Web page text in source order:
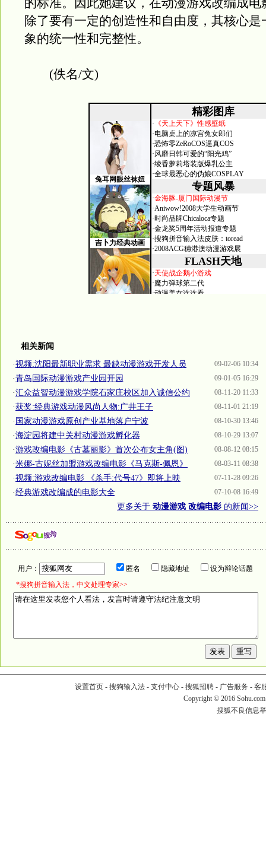
的标准。因此她建议，在动漫游戏改编成电
除了要有一定的创造性和自由度，其核心是
象的统一性和完整性。
(佚名/文)
相关新闻
09-02-06 10:34
·视频:沈阳最新职业需求 最缺动漫游戏开发人员
09-01-05 16:29
·青岛国际动漫游戏产业园开园
08-11-20 11:33
·汇众益智动漫游戏学院石家庄校区加入诚信公约
08-11-01 21:19
·获奖:经典游戏动漫风尚人物:广井王子
08-10-30 13:46
·国家动漫游戏原创产业基地落户宁波
08-10-29 13:07
·海淀园将建中关村动漫游戏孵化器
08-08-12 08:15
·游戏改编电影《古墓丽影》首次公布女主角(图)
08-03-11 08:38
·米娜-古妮丝加盟游戏改编电影《马克斯-佩恩》
07-11-28 09:26
·视频:游戏改编电影 《杀手:代号47》即将上映
07-10-08 16:49
·经典游戏改编成的电影大全
更多关于 动漫游戏 改编电影 的新闻>>
用户： 匿名 隐藏地址
设为辩论话题
*搜狗拼音输入法，中文处理专家>>
设置首页- 搜狗输入法- 支付中心- 搜狐招聘- 广告服务 - 客
Copyright © 2016
搜狐不良信息